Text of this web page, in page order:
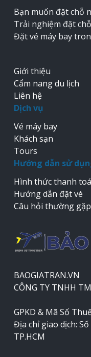
Bạn muốn đặt chỗ
Trải nghiệm đặt
Đặt vé máy bay
Giới thiệu
Cẩm nang du lịch
Liên hệ
Dịch vụ
Vé máy bay
Khách sạn
Tours
Hướng dẫn sử
Hình thức thanh
Hướng dẫn đặt vé
Câu hỏi thường gặp
BAOGIATRAN.VN
CÔNG TY TNHH
GPKD & Mã Số
Địa chỉ giao dịch: Số
TP.HCM